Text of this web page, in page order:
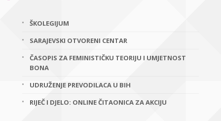
ŠKOLEGIJUM
SARAJEVSKI OTVORENI CENTAR
ČASOPIS ZA FEMINISTIČKU TEORIJU I UMJETNOST
BONA
UDRUŽENJE PREVODILACA U BIH
RIJEČ I DJELO: ONLINE ČITAONICA ZA AKCIJU